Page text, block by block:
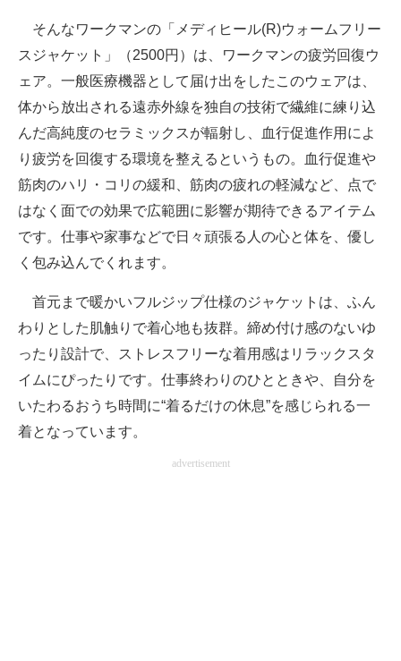
そんなワークマンの「メディヒール(R)ウォームフリー
スジャケット」（2500円）は、ワークマンの疲労回復ウ
ェア。一般医療機器として届け出をしたこのウェアは、
体から放出される遠赤外線を独自の技術で繊維に練り込
んだ高純度のセラミックスが輻射し、血行促進作用によ
り疲労を回復する環境を整えるというもの。血行促進や
筋肉のハリ・コリの緩和、筋肉の疲れの軽減など、点で
はなく面での効果で広範囲に影響が期待できるアイテム
です。仕事や家事などで日々頑張る人の心と体を、優し
く包み込んでくれます。
首元まで暖かいフルジップ仕様のジャケットは、ふん
わりとした肌触りで着心地も抜群。締め付け感のないゆ
ったり設計で、ストレスフリーな着用感はリラックスタ
イムにぴったりです。仕事終わりのひとときや、自分を
いたわるおうち時間に“着るだけの休息”を感じられる一
着となっています。
advertisement